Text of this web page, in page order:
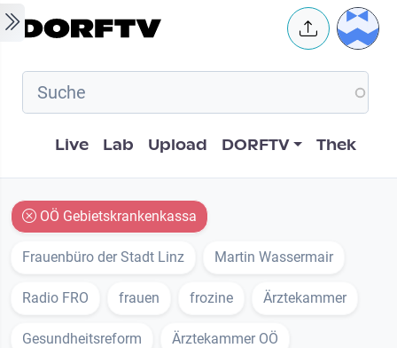
Skip to main content User
Hauptnavigation
Live Lab Upload DORFTV Thek
OÖ Gebietskrankenkassa
Frauenbüro der Stadt Linz Martin Wassermair
Radio FRO frauen frozine Ärztekammer
Gesundheitsreform Ärztekammer OÖ